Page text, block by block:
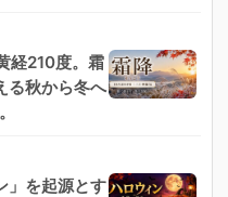
経210度。霜
る秋から冬へ
」を起源とす